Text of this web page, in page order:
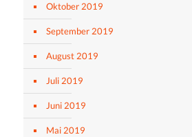
Oktober 2019
September 2019
August 2019
Juli 2019
Juni 2019
Mai 2019